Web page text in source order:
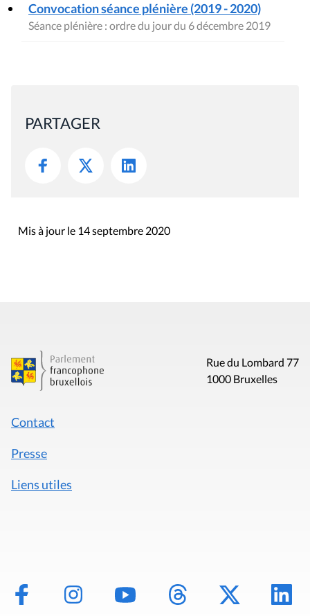
Convocation séance plénière (2019 - 2020)
Séance plénière : ordre du jour du 6 décembre 2019
PARTAGER
Mis à jour le 14 septembre 2020
Rue du Lombard 77
1000 Bruxelles
Contact
Presse
Liens utiles